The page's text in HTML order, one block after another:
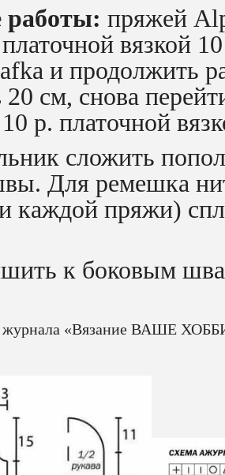
работы: пряжей
платочной вязкой
и продолжить
см, снова
р. платочной
сложить
Для ремешка
каждой пряжи)
к боковым
журнала «Вязание ВАШЕ